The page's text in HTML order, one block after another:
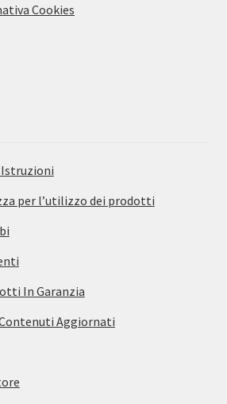
Cookies
Istruzioni
per l’utilizzo dei prodotti
In Garanzia
Aggiornati